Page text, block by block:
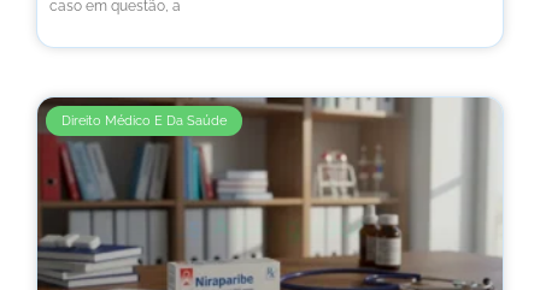
caso em questão, a
Direito Médico E Da Saúde